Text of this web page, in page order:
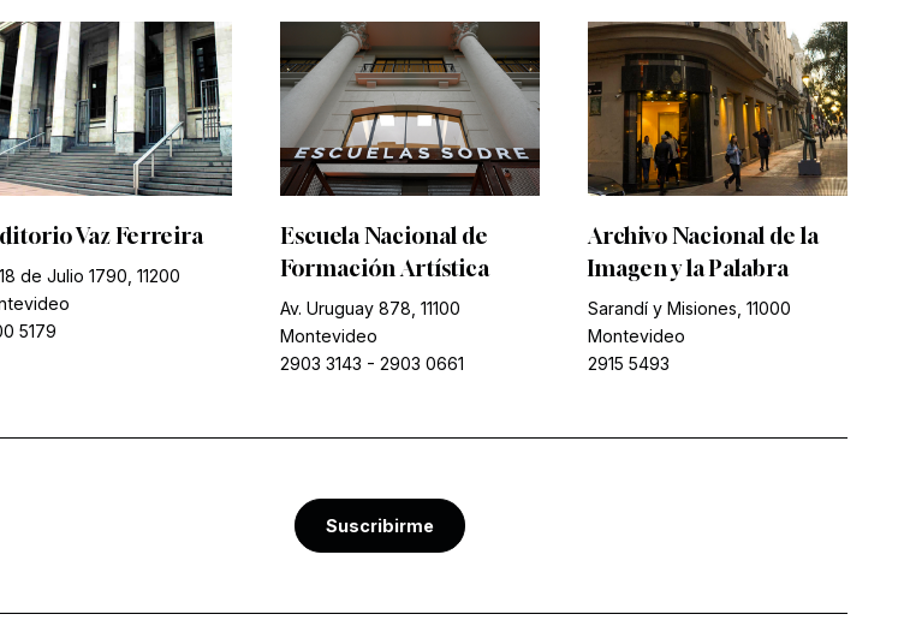
Vaz Ferreira
de Julio 1790, 11200
5179
Escuela Nacional de
Formación Artística
Av. Uruguay 878, 11100
Montevideo
2903 3143 - 2903 0661
Archivo Nacional de la
Imagen y la Palabra
Sarandí y Misiones, 11000
Montevideo
2915 5493
Suscribirme